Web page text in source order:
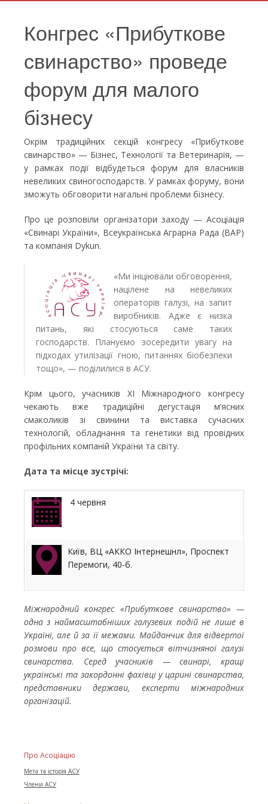
Конгрес «Прибуткове
свинарство» проведе
форум для малого
бізнесу
Окрім традиційних секцій конгресу «Прибуткове
свинарство» — Бізнес, Технології та Ветеринарія, —
у рамках події відбудеться форум для власників
невеликих свиногосподарств. У рамках форуму, вони
зможуть обговорити нагальні проблеми бізнесу.
Про це розповіли організатори заходу — Асоціація
«Свинарі України», Всеукраїнська Аграрна Рада (ВАР)
та компанія Dykun.
«Ми ініціювали обговорення,
націлене на невеликих
операторів галузі, на запит
виробників. Адже є низка
питань, які стосуються саме таких
господарств. Плануємо зосередити увагу на
підходах утилізації гною, питаннях біобезпеки
тощо», — поділилися в АСУ.
Крім цього, учасників ХІ Міжнародного конгресу
чекають вже традиційні дегустація м’ясних
смаколиків зі свинини та виставка сучасних
технологій, обладнання та генетики від провідних
профільних компаній України та світу.
Дата та місце зустрічі:
4 червня
Київ, ВЦ «АККО Інтернешнл», Проспект
Перемоги, 40-б.
Міжнародний конгрес «Прибуткове свинарство» —
одна з наймасштабніших галузевих подій не лише в
Україні, але й за її межами. Майданчик для відвертої
розмови про все, що стосується вітчизняної галузі
свинарства. Серед учасників — свинарі, кращі
українські та закордонні фахівці у царині свинарства,
представники держави, експерти міжнародних
організацій.
Про Асоціацію
Мета та історія АСУ
Члени АСУ